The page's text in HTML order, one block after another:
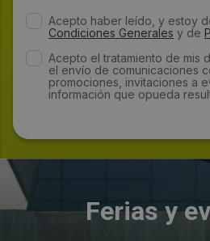
Acepto haber leído, y estoy
Condiciones Generales y de
Acepto el tratamiento de mis
el envío de comunicaciones
promociones, invitaciones a
información que opueda
Ferias y